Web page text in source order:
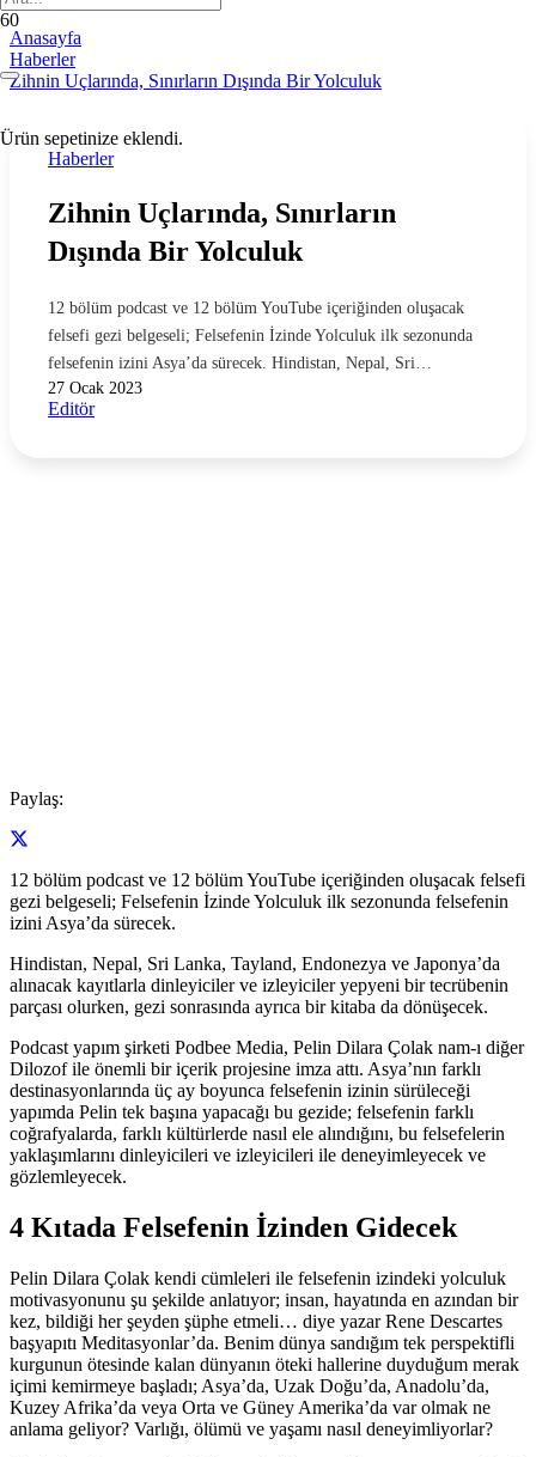
Ürün sepetinize eklendi.
Anasayfa
Haberler
Zihnin Uçlarında, Sınırların Dışında Bir Yolculuk
Haberler
Zihnin Uçlarında, Sınırların
Dışında Bir Yolculuk
12 bölüm podcast ve 12 bölüm YouTube içeriğinden oluşacak
felsefi gezi belgeseli; Felsefenin İzinde Yolculuk ilk sezonunda
felsefenin izini Asya’da sürecek. Hindistan, Nepal, Sri…
27 Ocak 2023
Editör
Paylaş:
12 bölüm podcast ve 12 bölüm YouTube içeriğinden oluşacak felsefi
gezi belgeseli; Felsefenin İzinde Yolculuk ilk sezonunda felsefenin
izini Asya’da sürecek.
Hindistan, Nepal, Sri Lanka, Tayland, Endonezya ve Japonya’da
alınacak kayıtlarla dinleyiciler ve izleyiciler yepyeni bir tecrübenin
parçası olurken, gezi sonrasında ayrıca bir kitaba da dönüşecek.
Podcast yapım şirketi Podbee Media, Pelin Dilara Çolak nam-ı diğer
Dilozof ile önemli bir içerik projesine imza attı. Asya’nın farklı
destinasyonlarında üç ay boyunca felsefenin izinin sürüleceği
yapımda Pelin tek başına yapacağı bu gezide; felsefenin farklı
coğrafyalarda, farklı kültürlerde nasıl ele alındığını, bu felsefelerin
yaklaşımlarını dinleyicileri ve izleyicileri ile deneyimleyecek ve
gözlemleyecek.
4 Kıtada Felsefenin İzinden Gidecek
Pelin Dilara Çolak kendi cümleleri ile felsefenin izindeki yolculuk
motivasyonunu şu şekilde anlatıyor; insan, hayatında en azından bir
kez, bildiği her şeyden şüphe etmeli… diye yazar Rene Descartes
başyapıtı Meditasyonlar’da. Benim dünya sandığım tek perspektifli
kurgunun ötesinde kalan dünyanın öteki hallerine duyduğum merak
içimi kemirmeye başladı; Asya’da, Uzak Doğu’da, Anadolu’da,
Kuzey Afrika’da veya Orta ve Güney Amerika’da var olmak ne
anlama geliyor? Varlığı, ölümü ve yaşamı nasıl deneyimliyorlar?